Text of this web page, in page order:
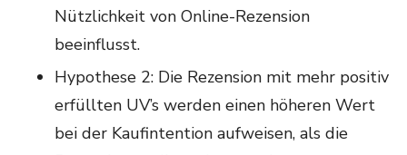
Nützlichkeit von Online-Rezension
beeinflusst.
Hypothese 2: Die Rezension mit mehr positiv
erfüllten UV’s werden einen höheren Wert
bei der Kaufintention aufweisen, als die